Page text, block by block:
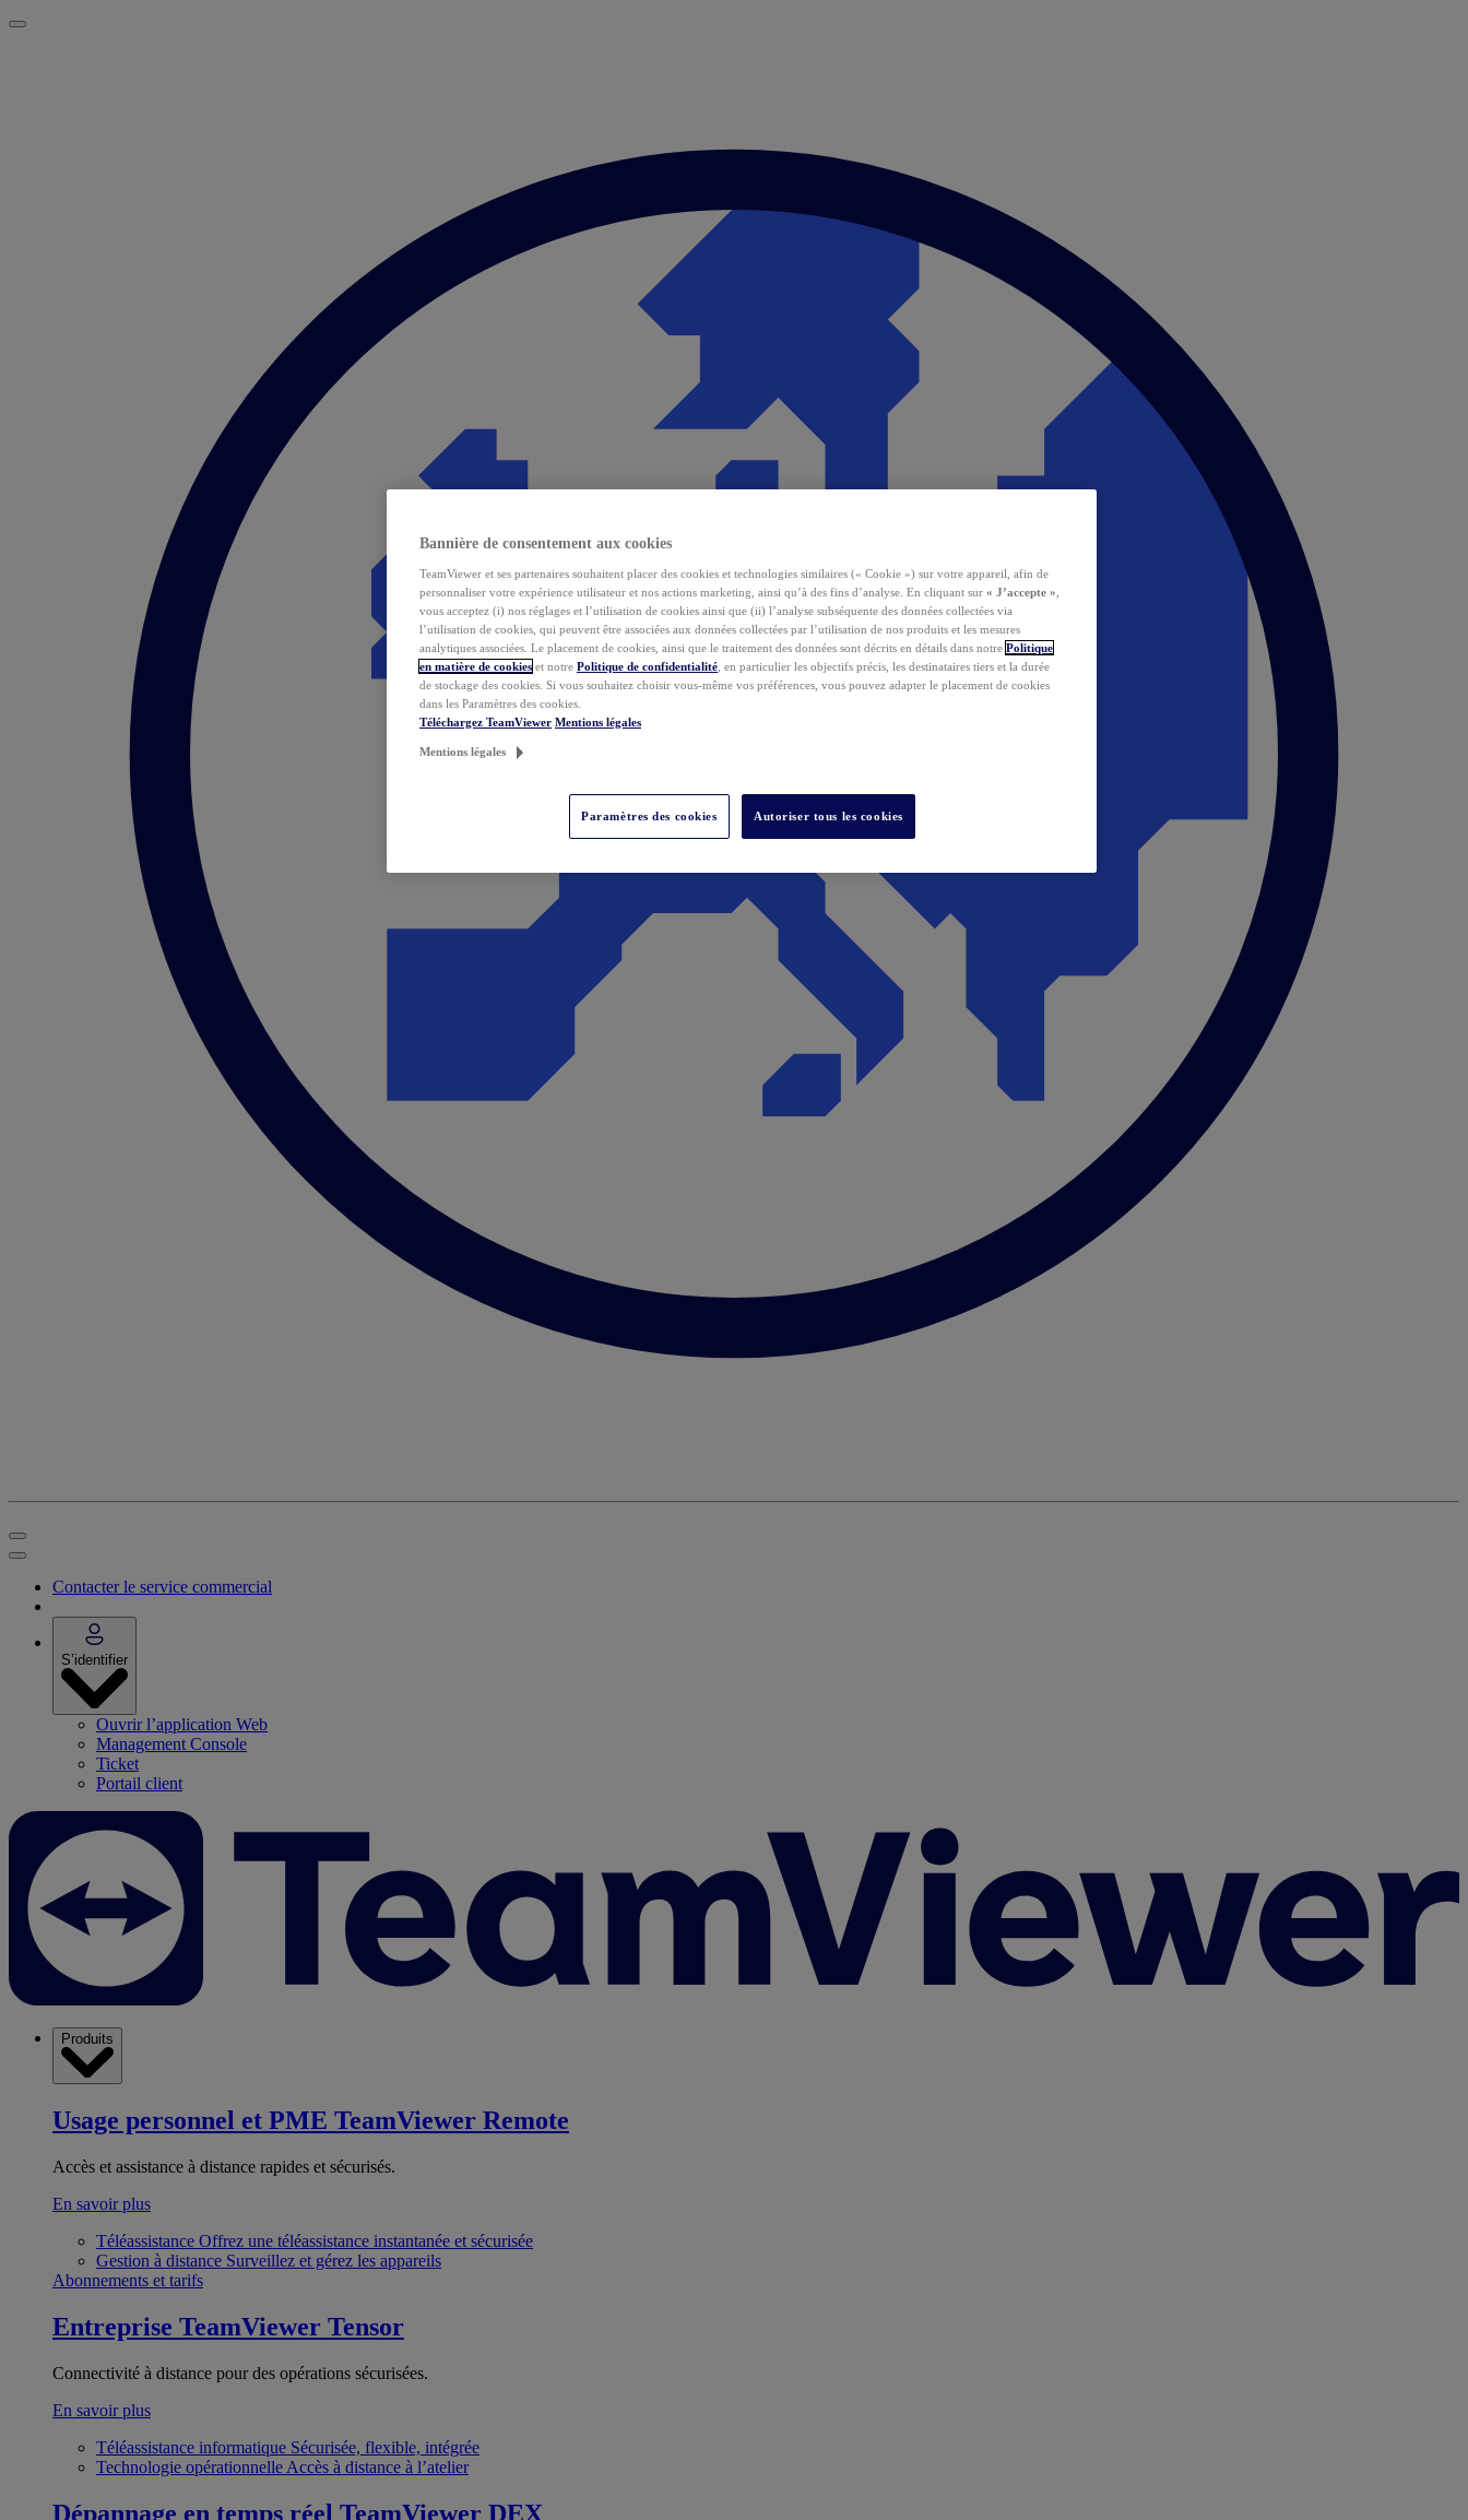
Contacter le service commercial
S’identifier
Ouvrir l’application Web
Management Console
Ticket
Portail client
Produits
Usage personnel et PME TeamViewer Remote
Accès et assistance à distance rapides et sécurisés.
En savoir plus
Téléassistance Offrez une téléassistance instantanée et sécurisée
Gestion à distance Surveillez et gérez les appareils
Abonnements et tarifs
Entreprise TeamViewer Tensor
Connectivité à distance pour des opérations sécurisées.
En savoir plus
Téléassistance informatique Sécurisée, flexible, intégrée
Technologie opérationnelle Accès à distance à l’atelier
Dépannage en temps réel TeamViewer DEX
Bannière de consentement aux cookies
TeamViewer et ses partenaires souhaitent placer des cookies et technologies similaires (« Cookie ») sur votre appareil, afin de
personnaliser votre expérience utilisateur et nos actions marketing, ainsi qu’à des fins d’analyse. En cliquant sur « J’accepte »
vous acceptez (i) nos réglages et l’utilisation de cookies ainsi que (ii) l’analyse subséquente des données collectées via
l’utilisation de cookies, qui peuvent être associées aux données collectées par l’utilisation de nos produits et les mesures
analytiques associées. Le placement de cookies, ainsi que le traitement des données sont décrits en détails dans notre Politique
en matière de cookies et notre Politique de confidentialité , en particulier les objectifs précis, les destinataires tiers et la durée
de stockage des cookies. Si vous souhaitez choisir vous-même vos préférences, vous pouvez adapter le placement de cookies
dans les Paramètres des cookies.
Téléchargez TeamViewer Mentions légales
Mentions légales
Paramètres des cookies Autoriser tous les cookies